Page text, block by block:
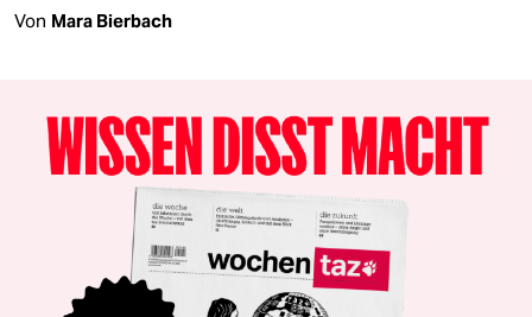
Von Mara Bierbach